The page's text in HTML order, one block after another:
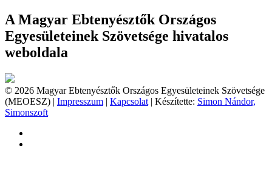
A Magyar Ebtenyésztők Országos
Egyesületeinek Szövetsége hivatalos
weboldala
© 2026 Magyar Ebtenyésztők Országos Egyesületeinek Szövetsége
(MEOESZ) | Impresszum | Kapcsolat | Készítette: Simon Nándor,
Simonszoft